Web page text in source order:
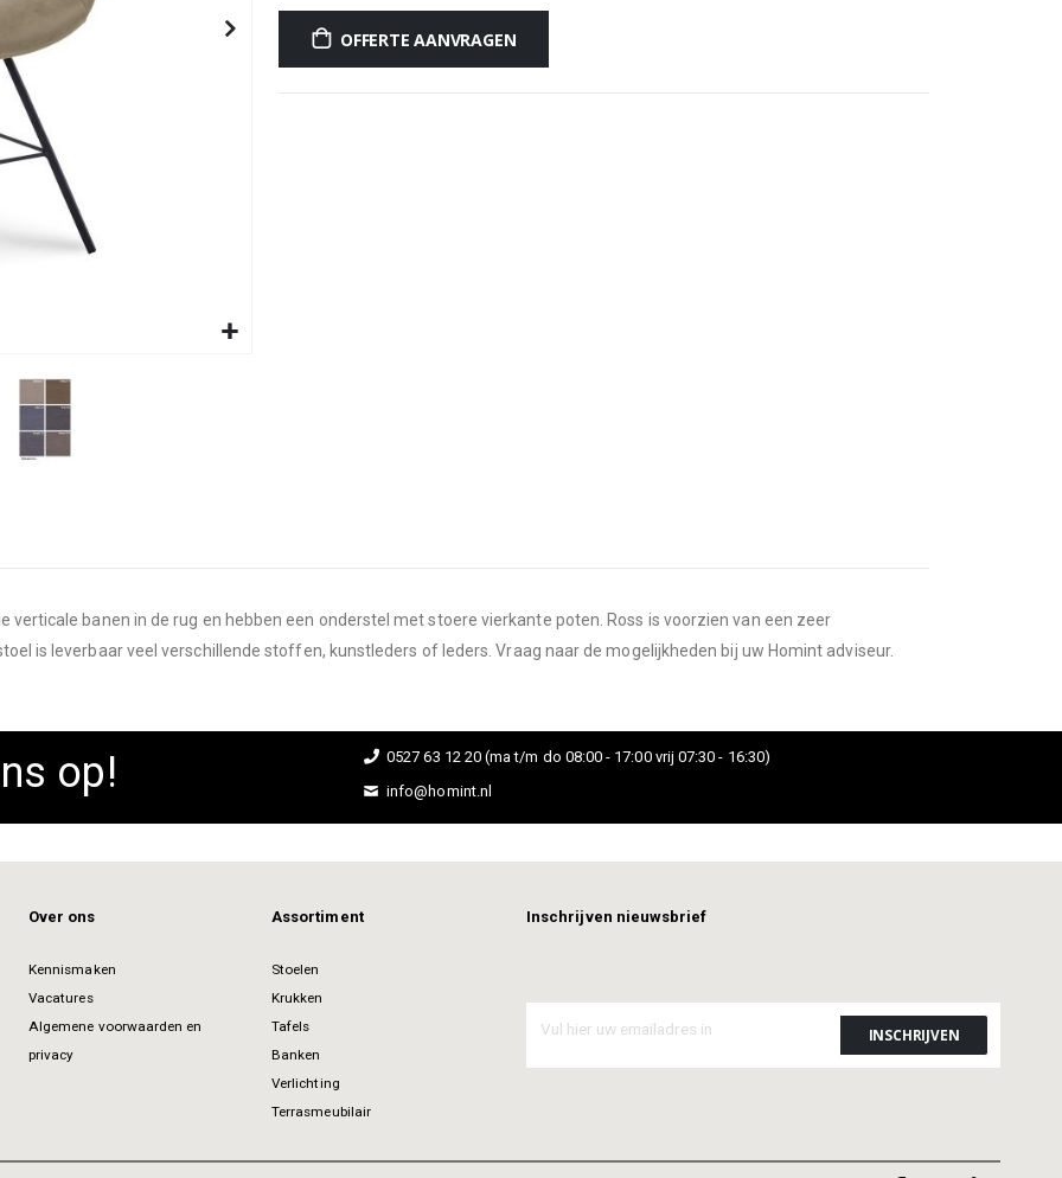
OFFERTE AANVRAGEN
banen in de rug en hebben een onderstel met stoere vierkante poten. Ross is voorzien van een zeer
is leverbaar veel verschillende stoffen, kunstleders of leders. Vraag naar de mogelijkheden bij uw Homint adviseur.
op!
0527 63 12 20 (ma t/m do 08:00 - 17:00 vrij 07:30 - 16:30)
info@homint.nl
Over ons
Kennismaken
Vacatures
Algemene voorwaarden en
privacy
Assortiment
Stoelen
Krukken
Tafels
Banken
Verlichting
Terrasmeubilair
Inschrijven nieuwsbrief